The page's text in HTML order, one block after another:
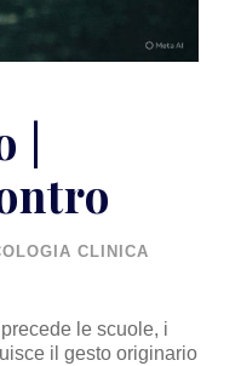
|
CLINICA
le scuole, i
il gesto originario